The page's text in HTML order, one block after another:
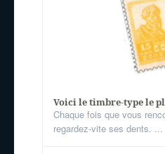
Voici le timbre-type le
Chaque fois que vous
regardez-vite ses dents. ...